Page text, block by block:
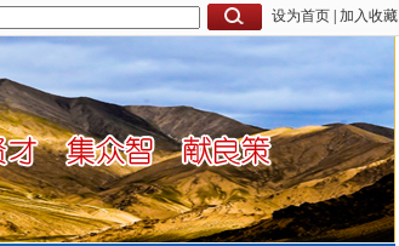
设为首页 加入收藏